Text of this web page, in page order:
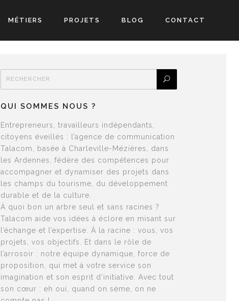
MÉTIERS PROJETS BLOG CONTACT
QUI SOMMES NOUS ?
Entrepreneurs, travailleurs indépendants,
citoyens éveillés : l’agence de communication
Talacom, basée à Charleville-Mézières, dans
les Ardennes, fédère des compétences pour
accompagner et dynamiser des projets dans
les champs du tourisme, du développement
durable et de la culture.
À quoi bon un arbre seul et sans racines ?
Talacom aide vos idées à éclore en misant sur
l’échange et l’expertise. À la racine : vous, vos
projets, vos objectifs. Et dans le rôle de
l’arrosoir : notre équipe dynamique, force de
proposition, qui met à votre service son
imagination et son esprit d’initiative. Avec tout
son cœur : eh oui, quand on sème, on ne